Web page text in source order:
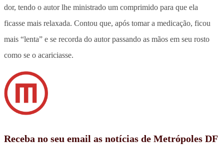
dor, tendo o autor lhe ministrado um comprimido para que ela
ficasse mais relaxada. Contou que, após tomar a medicação, ficou
mais “lenta” e se recorda do autor passando as mãos em seu rosto
como se o acariciasse.
Receba no seu email as notícias de Metrópoles DF